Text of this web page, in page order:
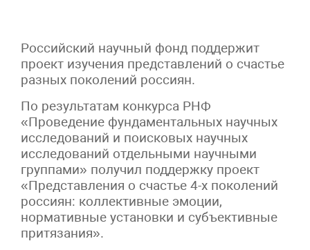
Российский научный фонд поддержит
проект изучения представлений о счастье
разных поколений россиян.
По результатам конкурса РНФ
«Проведение фундаментальных научных
исследований и поисковых научных
исследований отдельными научными
группами» получил поддержку проект
«Представления о счастье 4-х поколений
россиян: коллективные эмоции,
нормативные установки и субъективные
притязания».